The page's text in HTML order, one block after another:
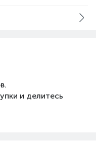
и делитесь